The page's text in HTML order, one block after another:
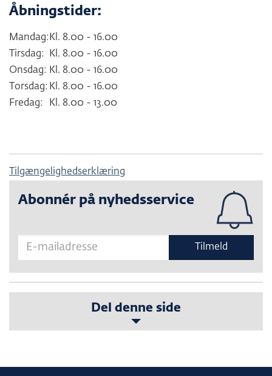
Åbningstider:
Mandag: Kl. 8.00 - 16.00
Tirsdag:
Kl. 8.00 - 16.00
Onsdag: Kl. 8.00 - 16.00
Torsdag: Kl. 8.00 - 16.00
Fredag:
Kl. 8.00 - 13.00
Tilgængelighedserklæring
Abonnér på nyhedsservice
Tilmeld
Del denne side